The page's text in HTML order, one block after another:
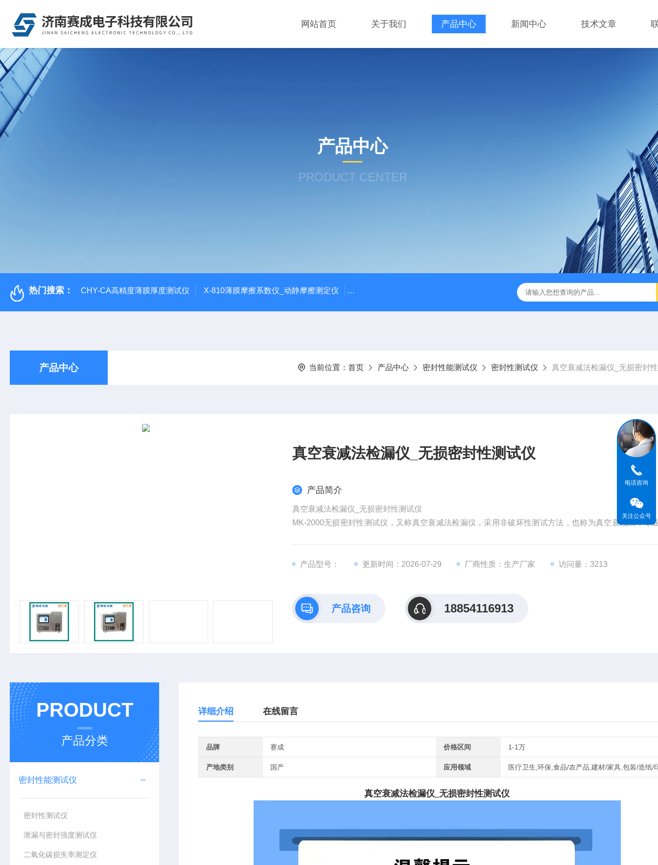
网站首页 关于我们 产品中心 新闻中心 技术文章
产品中心
PRODUCT CENTER
热门搜索： CHY-CA高精度薄膜厚度测试仪 X-810薄膜摩擦系数仪_动静摩擦测定仪 SCK-H玻璃瓶耐热冲击检测仪 赛成仪器 密封测漏仪 密封检测设备
产品中心 当前位置： 首页 产品中心 密封性能测试仪 密封性测试仪 真空衰减法检漏仪_无损密封
真空衰减法检漏仪_无损密封性测试仪
产品简介
真空衰减法检漏仪_无损密封性测试仪
MK-2000无损密封性测试仪，又称真空衰减法检漏仪，采用非破坏性测试方法，也称为真空衰减法，专
产品型号： 更新时间：2026-07-29 厂商性质：生产厂家 访问量：3213
产品咨询 18854116913
PRODUCT
产品分类
密封性能测试仪
密封性测试仪
泄漏与密封强度测试仪
二氧化碳损失率测定仪
详细介绍 在线留言
品牌 赛成 价格区间 1-1万
产地类别 国产 应用领域 医疗卫生,环保,食品/农产品,建材/家具,包装/造纸/
真空衰减法检漏仪_无损密封性测试仪
电话咨询
关注公众号